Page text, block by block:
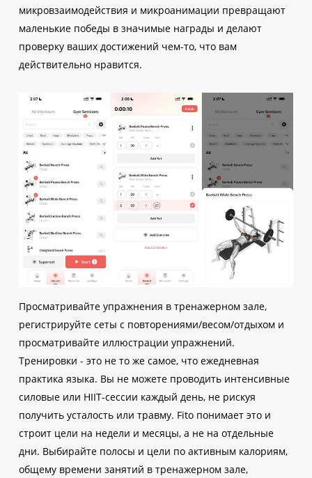
микровзаимодействия и микроанимации превращают
маленькие победы в значимые награды и делают
проверку ваших достижений чем-то, что вам
действительно нравится.
Просматривайте упражнения в тренажерном зале,
регистрируйте сеты с повторениями/весом/отдыхом и
просматривайте иллюстрации упражнений.
Тренировки - это не то же самое, что ежедневная
практика языка. Вы не можете проводить интенсивные
силовые или HIIT-сессии каждый день, не рискуя
получить усталость или травму. Fito понимает это и
строит цели на недели и месяцы, а не на отдельные
дни. Выбирайте полосы и цели по активным калориям,
общему времени занятий в тренажерном зале,